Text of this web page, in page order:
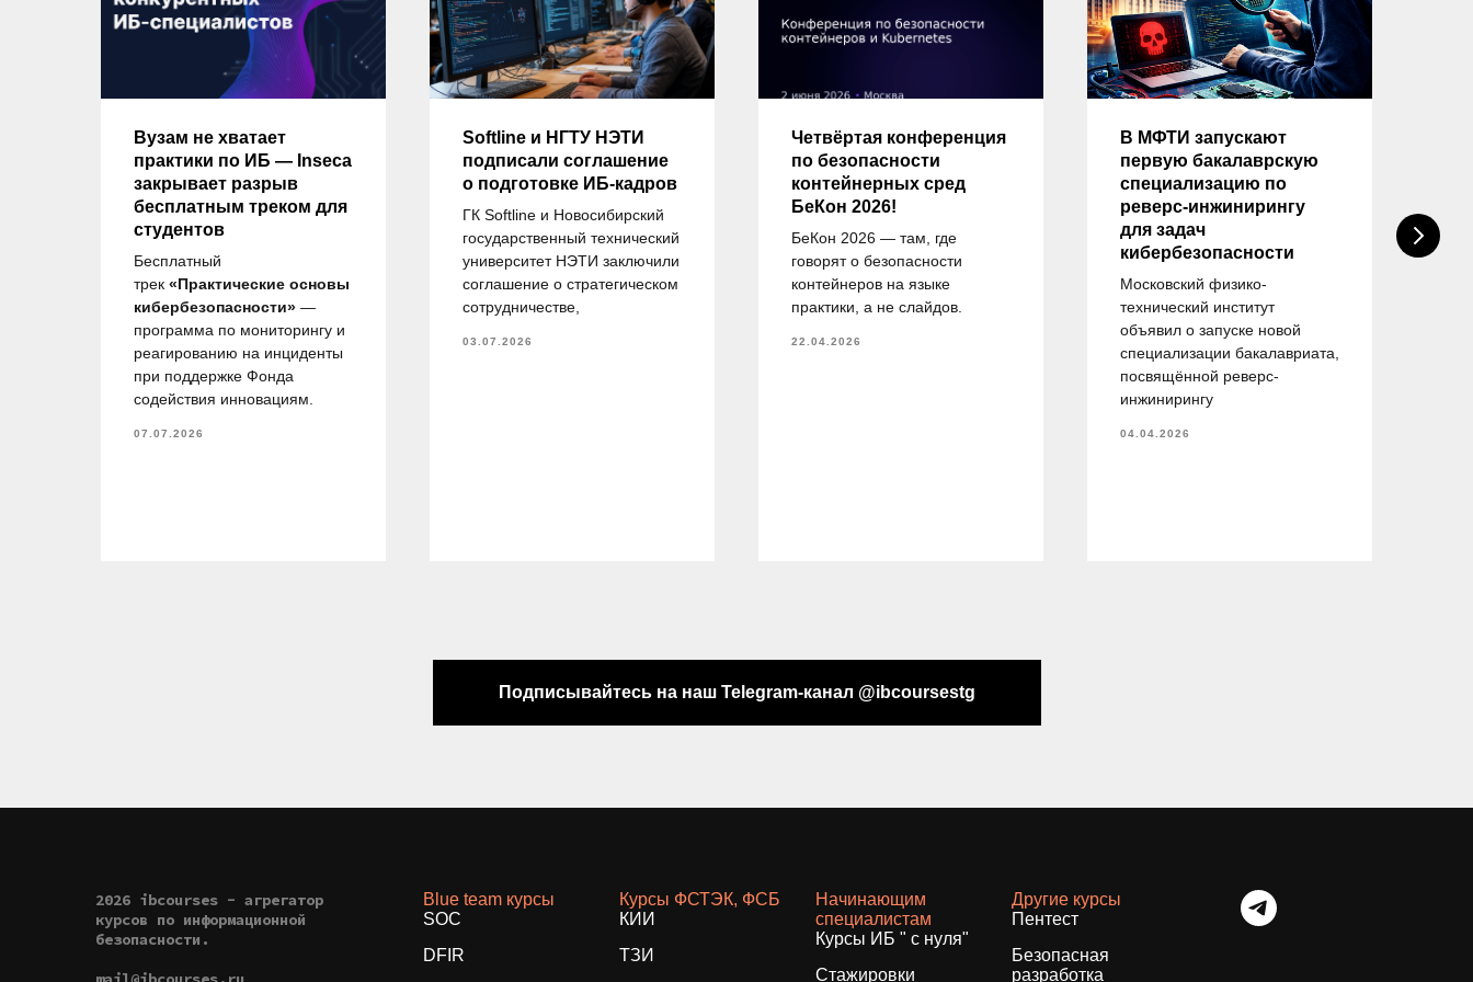
Вузам не хватает
практики по ИБ — Inseca
закрывает разрыв
бесплатным треком для
студентов
Бесплатный
трек «Практические основы
кибербезопасности» —
программа по мониторингу и
реагированию на инциденты
при поддержке Фонда
содействия инновациям.
07.07.2026
Softline и НГТУ НЭТИ
подписали соглашение
о подготовке ИБ-кадров
ГК Softline и Новосибирский
государственный технический
университет НЭТИ заключили
соглашение о стратегическом
сотрудничестве,
03.07.2026
Четвёртая конференция
по безопасности
контейнерных сред
БеКон 2026!
БеКон 2026 — там, где
говорят о безопасности
контейнеров на языке
практики, а не слайдов.
22.04.2026
В МФТИ запускают
первую бакалаврскую
специализацию по
реверс-инжинирингу
для задач
кибербезопасности
Московский физико-
технический институт
объявил о запуске новой
специализации бакалавриата,
посвящённой реверс-
инжинирингу
04.04.2026
Подписывайтесь на наш Telegram-канал @ibcoursestg
2026 ibcourses - агрегатор
курсов по информационной
безопасности.
Blue team курсы
SOC
DFIR
Курсы ФСТЭК, ФСБ
КИИ
ТЗИ
Начинающим
специалистам
Курсы ИБ " с нуля"
Стажировки
Другие курсы
Пентест
Безопасная
разработка